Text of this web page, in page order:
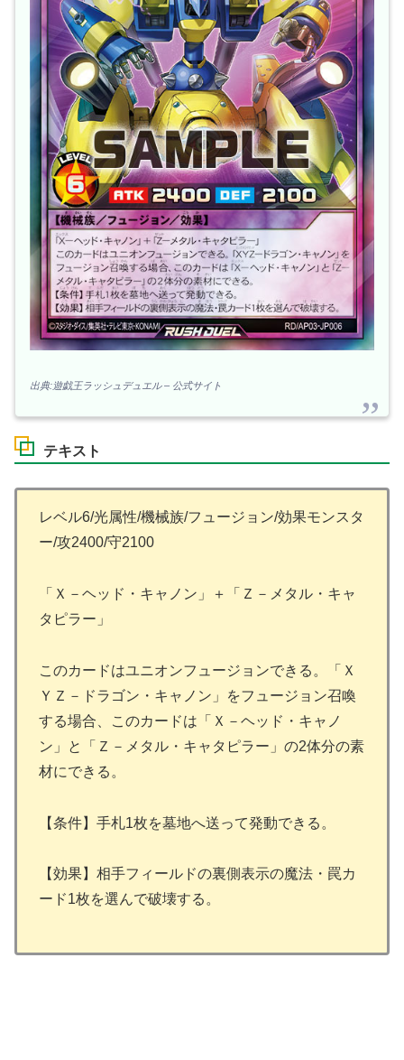
出典:遊戯王ラッシュデュエル – 公式サイト
テキスト
レベル6/光属性/機械族/フュージョン/効果モンスタ
ー/攻2400/守2100
「Ｘ－ヘッド・キャノン」＋「Ｚ－メタル・キャ
タピラー」
このカードはユニオンフュージョンできる。「Ｘ
ＹＺ－ドラゴン・キャノン」をフュージョン召喚
する場合、このカードは「Ｘ－ヘッド・キャノ
ン」と「Ｚ－メタル・キャタピラー」の2体分の素
材にできる。
【条件】手札1枚を墓地へ送って発動できる。
【効果】相手フィールドの裏側表示の魔法・罠カ
ード1枚を選んで破壊する。